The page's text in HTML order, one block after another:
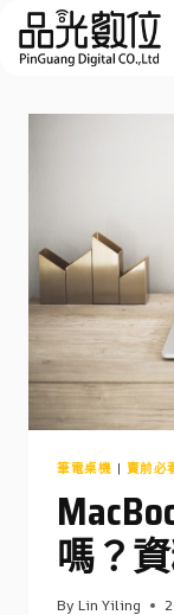
Skip
content
筆電桌機 | 賣前必
嗎？
By Lin Yiling